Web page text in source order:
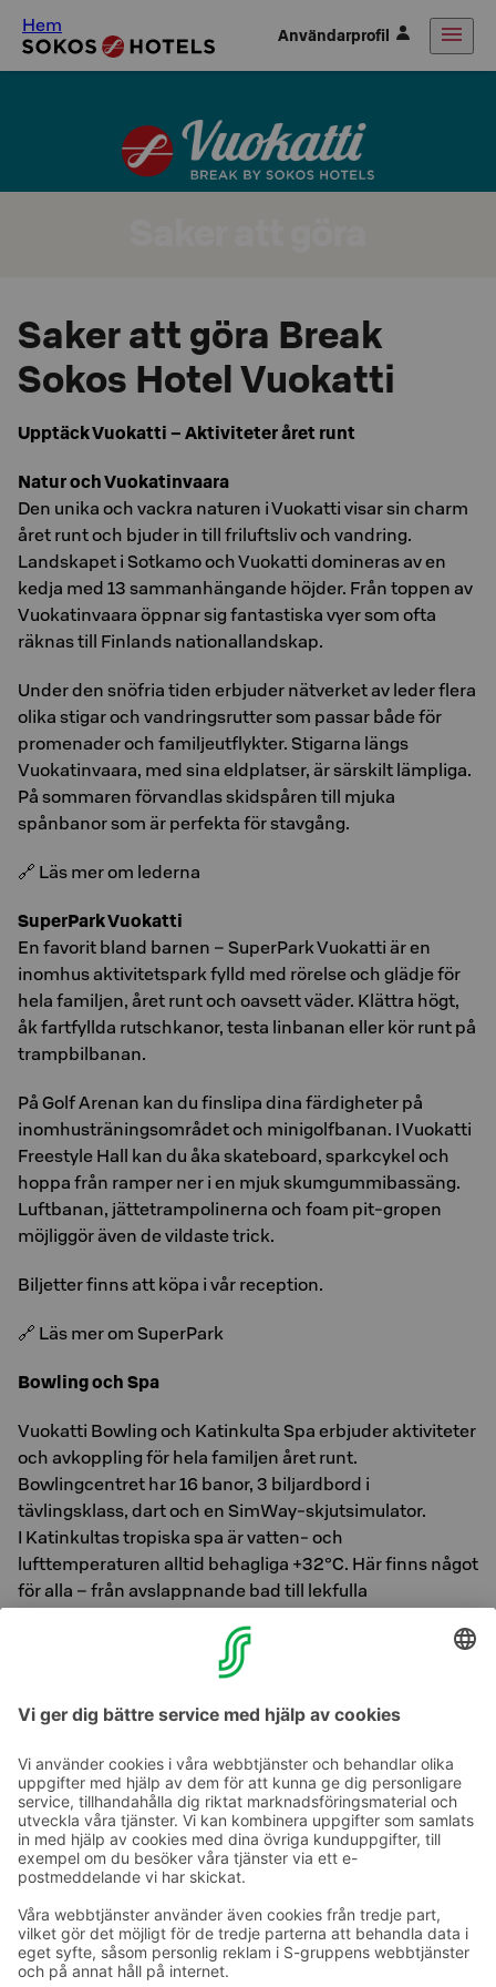
Hem Användarprofil
Saker att göra Break
Sokos Hotel Vuokatti
Upptäck Vuokatti – Aktiviteter året runt
Natur och Vuokatinvaara
Den unika och vackra naturen i Vuokatti visar sin charm
året runt och bjuder in till friluftsliv och vandring.
Landskapet i Sotkamo och Vuokatti domineras av en
kedja med 13 sammanhängande höjder. Från toppen av
Vuokatinvaara öppnar sig fantastiska vyer som ofta
räknas till Finlands nationallandskap.
Under den snöfria tiden erbjuder nätverket av leder flera
olika stigar och vandringsrutter som passar både för
promenader och familjeutflykter. Stigarna längs
Vuokatinvaara, med sina eldplatser, är särskilt lämpliga.
På sommaren förvandlas skidspåren till mjuka
spånbanor som är perfekta för stavgång.
🔗 Läs mer om lederna
SuperPark Vuokatti
En favorit bland barnen – SuperPark Vuokatti är en
inomhus aktivitetspark fylld med rörelse och glädje för
hela familjen, året runt och oavsett väder. Klättra högt,
åk fartfyllda rutschkanor, testa linbanan eller kör runt på
trampbilbanan.
På Golf Arenan kan du finslipa dina färdigheter på
inomhusträningsområdet och minigolfbanan. I Vuokatti
Freestyle Hall kan du åka skateboard, sparkcykel och
hoppa från ramper ner i en mjuk skumgummibassäng.
Luftbanan, jättetrampolinerna och foam pit-gropen
möjliggör även de vildaste trick.
Biljetter finns att köpa i vår reception.
🔗 Läs mer om SuperPark
Bowling och Spa
Vuokatti Bowling och Katinkulta Spa erbjuder aktiviteter
och avkoppling för hela familjen året runt.
Bowlingcentret har 16 banor, 3 biljardbord i
tävlingsklass, dart och en SimWay-skjutsimulator.
I Katinkultas tropiska spa är vatten- och
lufttemperaturen alltid behagliga +32°C. Här finns något
för alla – från avslappnande bad till lekfulla
Biljetter till både bowling och spa finns att köpa i vår
Ta kontakt
Kontaktuppgifter till hotellen
Feedback
Ge feedback
Sokos Hotels nyhetsbrev
Utmärkelser och certifikat